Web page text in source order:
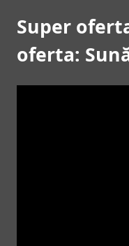
Super
oferta: